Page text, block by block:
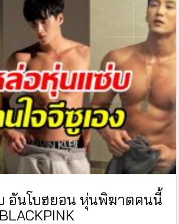
อันโบฮยอน หุ่นพิฆาตคนนี้